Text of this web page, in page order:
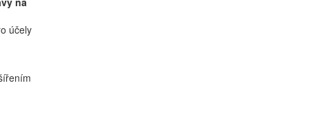
účely